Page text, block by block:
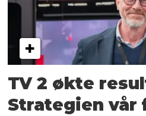
TV 2 økte
Strategien vår